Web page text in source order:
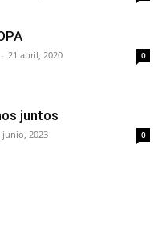
- 21 abril, 2020 0
juntos
junio, 2023 0